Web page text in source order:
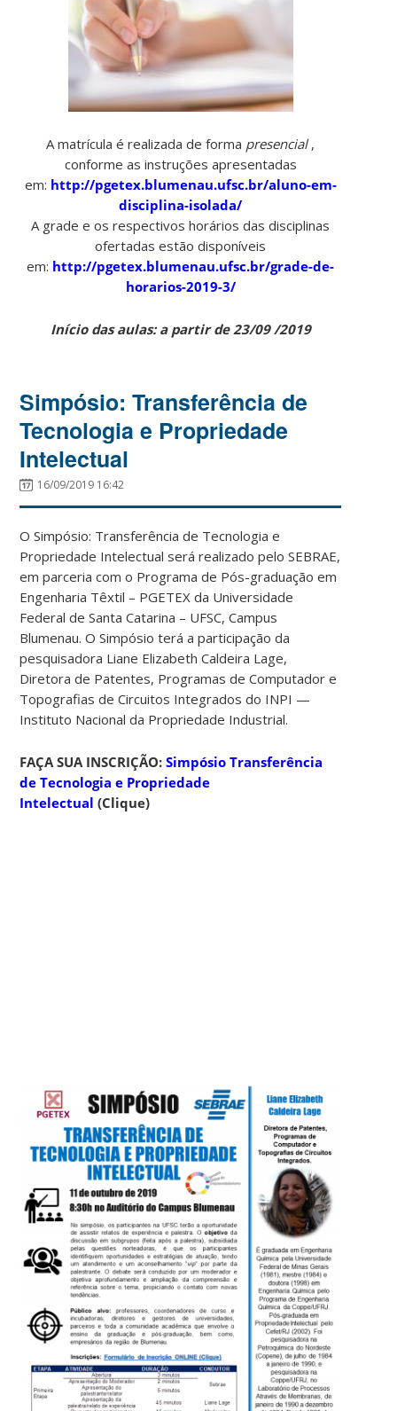
A matrícula é realizada de forma presencial,
conforme as instruções apresentadas
em: http://pgetex.blumenau.ufsc.br/aluno-em-
disciplina-isolada/
A grade e os respectivos horários das disciplinas
ofertadas estão disponíveis
em: http://pgetex.blumenau.ufsc.br/grade-de-
horarios-2019-3/
Início das aulas: a partir de 23/09 /2019
Simpósio: Transferência de
Tecnologia e Propriedade
Intelectual
16/09/2019 16:42
O Simpósio: Transferência de Tecnologia e
Propriedade Intelectual será realizado pelo SEBRAE,
em parceria com o Programa de Pós-graduação em
Engenharia Têxtil – PGETEX da Universidade
Federal de Santa Catarina – UFSC, Campus
Blumenau. O Simpósio terá a participação da
pesquisadora Liane Elizabeth Caldeira Lage,
Diretora de Patentes, Programas de Computador e
Topografias de Circuitos Integrados do INPI —
Instituto Nacional da Propriedade Industrial.
FAÇA SUA INSCRIÇÃO:Simpósio Transferência
de Tecnologia e Propriedade
Intelectual (Clique)